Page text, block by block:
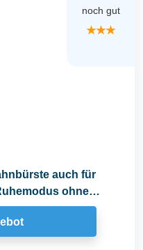
noch gut
★★★
auch für
ohne